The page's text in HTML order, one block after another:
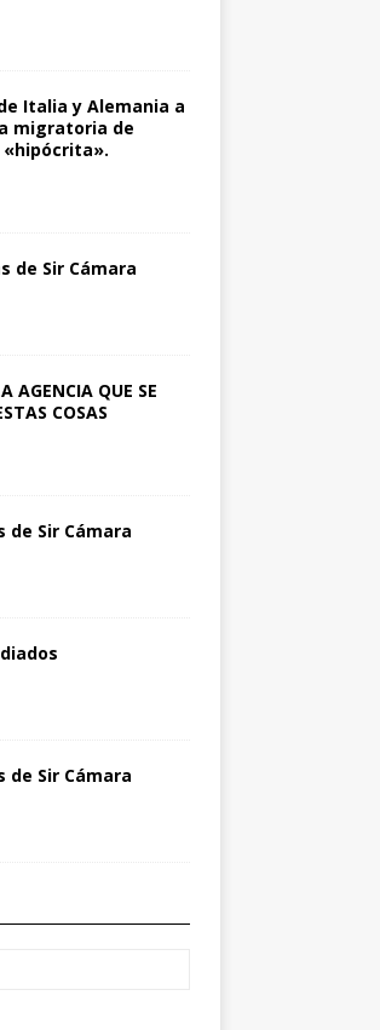
Italia y Alemania a
migratoria de
«hipócrita».
de Sir Cámara
AGENCIA QUE SE
COSAS
de Sir Cámara
de Sir Cámara